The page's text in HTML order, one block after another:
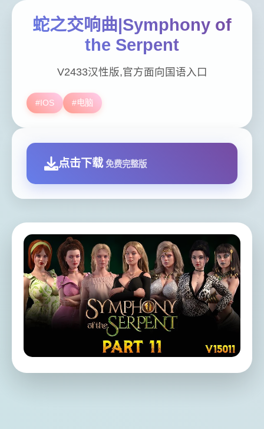
蛇之交响曲|Symphony of
the Serpent
V2433汉性版,官方面向国语入口
#IOS #电脑
点击下载 免费完整版